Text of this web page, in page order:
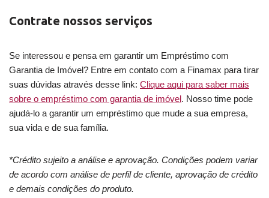
Contrate nossos serviços
Se interessou e pensa em garantir um Empréstimo com
Garantia de Imóvel? Entre em contato com a Finamax para tirar
suas dúvidas através desse link: Clique aqui para saber mais
sobre o empréstimo com garantia de imóvel. Nosso time pode
ajudá-lo a garantir um empréstimo que mude a sua empresa,
sua vida e de sua família.
*Crédito sujeito a análise e aprovação. Condições podem variar
de acordo com análise de perfil de cliente, aprovação de crédito
e demais condições do produto.